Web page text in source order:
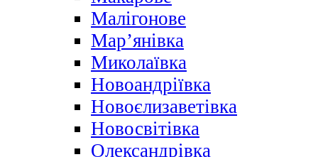
Малігонове
Мар’янівка
Миколаївка
Новоандріївка
Новоєлизаветівка
Новосвітівка
Олександрівка